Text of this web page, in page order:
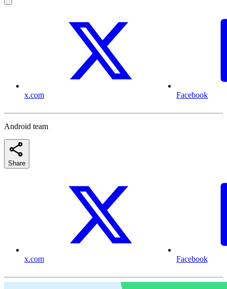
x.com Facebook
Android team
Share
x.com Facebook